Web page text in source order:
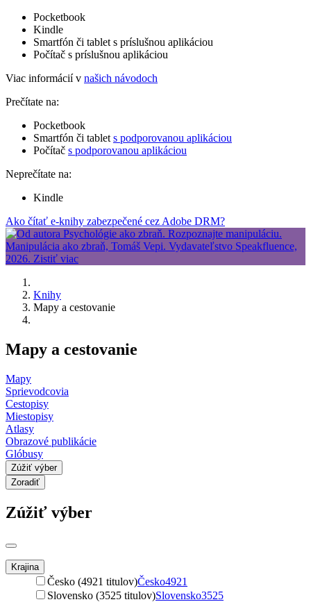
Pocketbook
Kindle
Smartfón či tablet s príslušnou aplikáciou
Počítač s príslušnou aplikáciou
Viac informácií v našich návodoch
Prečítate na:
Pocketbook
Smartfón či tablet s podporovanou aplikáciou
Počítač s podporovanou aplikáciou
Neprečítate na:
Kindle
Ako čítať e-knihy zabezpečené cez Adobe DRM?
Knihy
Mapy a cestovanie
Mapy a cestovanie
Mapy
Sprievodcovia
Cestopisy
Miestopisy
Atlasy
Obrazové publikácie
Glóbusy
Zúžiť výber
Zoradiť
Zúžiť výber
Krajina
Česko (4921 titulov)Česko4921
Slovensko (3525 titulov)Slovensko3525